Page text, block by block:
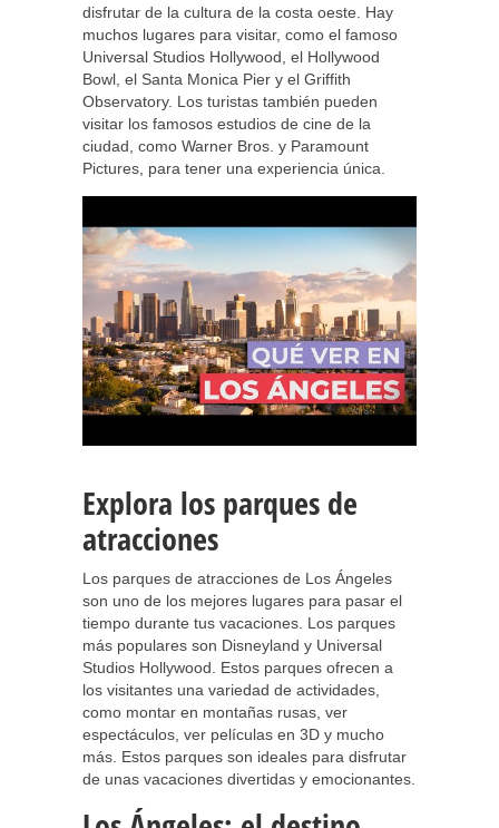
disfrutar de la cultura de la costa oeste. Hay
muchos lugares para visitar, como el famoso
Universal Studios Hollywood, el Hollywood
Bowl, el Santa Monica Pier y el Griffith
Observatory. Los turistas también pueden
visitar los famosos estudios de cine de la
ciudad, como Warner Bros. y Paramount
Pictures, para tener una experiencia única.
Explora los parques de
atracciones
Los parques de atracciones de Los Ángeles
son uno de los mejores lugares para pasar el
tiempo durante tus vacaciones. Los parques
más populares son Disneyland y Universal
Studios Hollywood. Estos parques ofrecen a
los visitantes una variedad de actividades,
como montar en montañas rusas, ver
espectáculos, ver películas en 3D y mucho
más. Estos parques son ideales para disfrutar
de unas vacaciones divertidas y emocionantes.